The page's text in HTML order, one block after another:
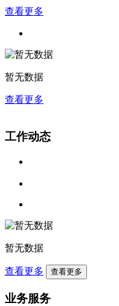
查看更多
暂无数据
查看更多
工作动态
暂无数据
查看更多 查看更多
业务服务